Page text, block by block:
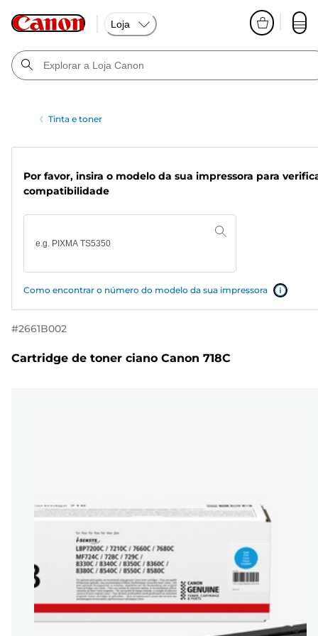
Loja
Tinta e toner
Por favor, insira o modelo da sua impressora para
compatibilidade
Como encontrar o número do modelo da sua impressora
#2661B002
Cartridge de toner ciano Canon 718C